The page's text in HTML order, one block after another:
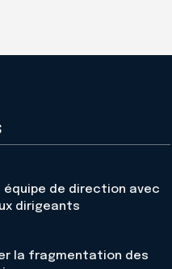
équipe de direction avec
dirigeants
la fragmentation des